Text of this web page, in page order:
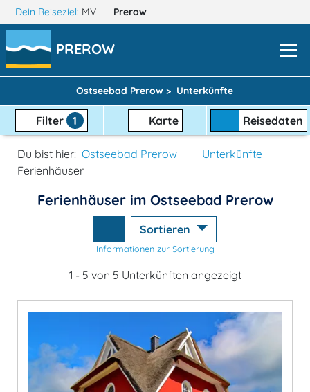
Dein Reiseziel: MV Prerow
PREROW
Ostseebad Prerow > Unterkünfte
Filter 1 Karte Reisedaten
Du bist hier: Ostseebad Prerow
Unterkünfte
Ferienhäuser
Ferienhäuser im Ostseebad Prerow
Sortieren
Informationen zur Sortierung
1 - 5 von 5 Unterkünften angezeigt